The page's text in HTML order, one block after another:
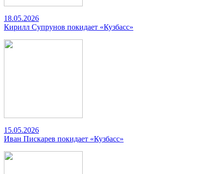
18.05.2026
Кирилл Супрунов покидает «Кузбасс»
15.05.2026
Иван Пискарев покидает «Кузбасс»